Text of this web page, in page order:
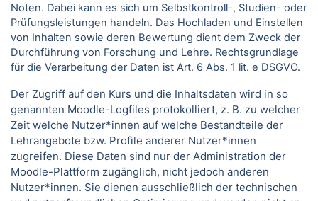
Noten. Dabei kann es sich um Selbstkontroll-, Studien- oder
Prüfungsleistungen handeln. Das Hochladen und Einstellen
von Inhalten sowie deren Bewertung dient dem Zweck der
Durchführung von Forschung und Lehre. Rechtsgrundlage
für die Verarbeitung der Daten ist Art. 6 Abs. 1 lit. e DSGVO.
Der Zugriff auf den Kurs und die Inhaltsdaten wird in so
genannten Moodle-Logfiles protokolliert, z. B. zu welcher
Zeit welche Nutzer*innen auf welche Bestandteile der
Lehrangebote bzw. Profile anderer Nutzer*innen
zugreifen. Diese Daten sind nur der Administration der
Moodle-Plattform zugänglich, nicht jedoch anderen
Nutzer*innen. Sie dienen ausschließlich der technischen